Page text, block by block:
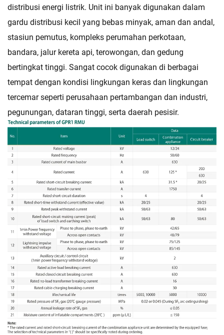
distribusi energi listrik. Unit ini banyak digunakan dalam
gardu distribusi kecil yang bebas minyak, aman dan andal,
stasiun pemutus, kompleks perumahan perkotaan,
bandara, jalur kereta api, terowongan, dan gedung
bertingkat tinggi. Sangat cocok digunakan di berbagai
tempat dengan kondisi lingkungan keras dan lingkungan
tercemar seperti perusahaan pertambangan dan industri,
pegunungan, dataran tinggi, serta daerah pesisir.